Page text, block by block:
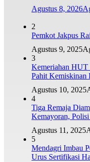
Agustus 8, 2026
2
Pemkot Jakpus
Agustus 9, 2025
3
Kemeriahan HUT
Pahit Kemiskinan
Agustus 10, 2025
4
Tiga Remaja
Kemayoran,
Agustus 11, 2025
5
Mendagri Imbau
Urus Sertifikasi